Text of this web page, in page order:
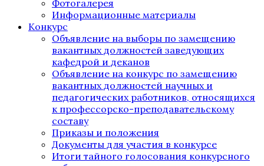
Фотогалерея
Информационные материалы
Конкурс
Объявление на выборы по замещению
вакантных должностей заведующих
кафедрой и деканов
Объявление на конкурс по замещению
вакантных должностей научных и
педагогических работников, относящихся
к профессорско-преподавательскому
составу
Приказы и положения
Документы для участия в конкурсе
Итоги тайного голосования конкурсного